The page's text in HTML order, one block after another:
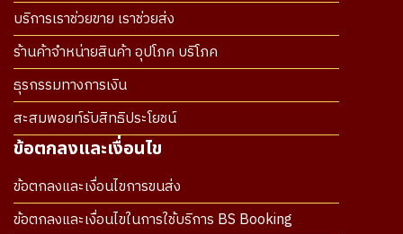
บริการเราช่วยขาย เราช่วยส่ง
ร้านค้าจำหน่ายสินค้า อุปโภค บริโภค
ธุรกรรมทางการเงิน
สะสมพอยท์รับสิทธิประโยชน์
ข้อตกลงและเงื่อนไข
ข้อตกลงและเงื่อนไขการขนส่ง
ข้อตกลงและเงื่อนไขในการใช้บริการ BS Booking